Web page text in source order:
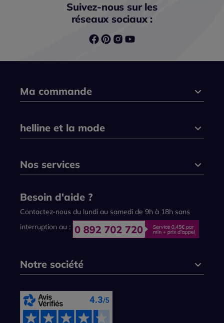
Suivez-nous sur les
réseaux sociaux :
Ma commande
helline et la mode
Nos services
Besoin d'aide ?
Contactez-nous du lundi au samedi de 9h à 18h sans
interruption au :
Notre société